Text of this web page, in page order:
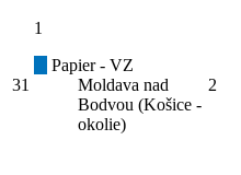
31
1
Papier - VZ
Moldava nad
Bodvou (Košice -
okolie)
2